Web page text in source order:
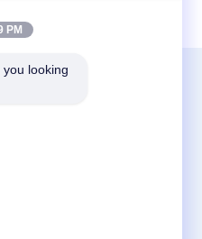
PM
looking